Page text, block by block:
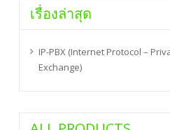
เรื่องล่าสุด
IP-PBX (Internet Protocol –
Exchange)